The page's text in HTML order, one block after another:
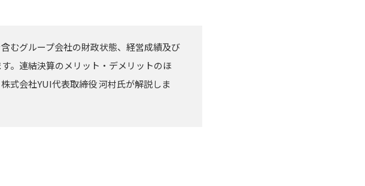
むグループ会社の財政状態、経営成績及び
。連結決算のメリット・デメリットのほ
式会社YUI代表取締役 河村氏が解説しま